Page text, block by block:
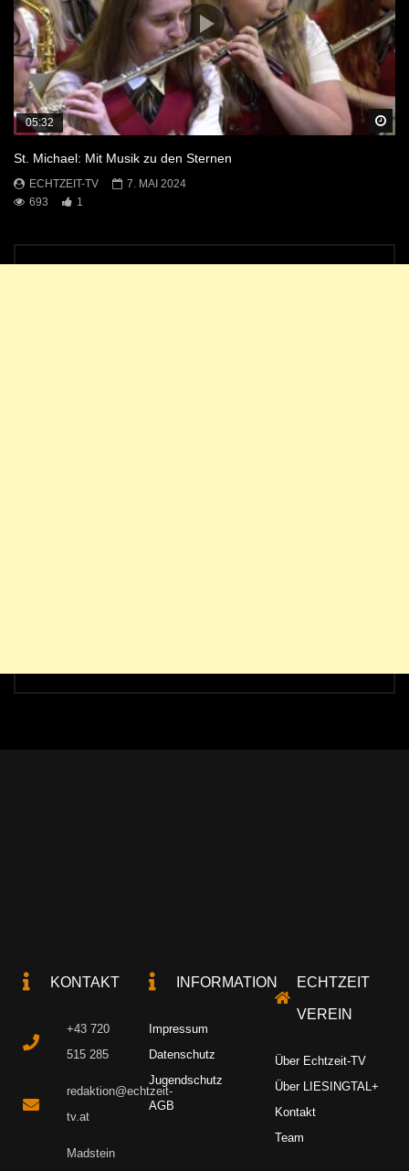
05:32
St. Michael: Mit Musik zu den Sternen
ECHTZEIT-TV
7. MAI 2024
693
1
KONTAKT
+43 720
515 285
redaktion@echtzeit-
tv.at
Madstein
INFORMATION
Impressum
Datenschutz
Jugendschutz
AGB
ECHTZEIT
VEREIN
Über Echtzeit-TV
Über LIESINGTAL+
Kontakt
Team